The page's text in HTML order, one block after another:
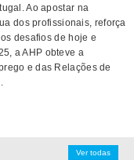
Ao apostar na
dos profissionais, reforça
desafios de hoje e
a AHP obteve a
e das Relações de
Ver todas